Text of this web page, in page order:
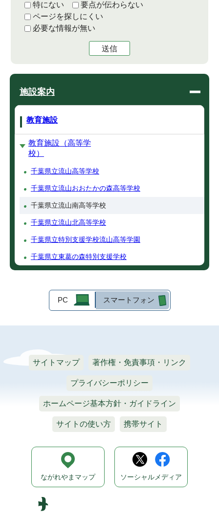
特にない
要点が伝わらない
ページを探しにくい
必要な情報が無い
送信
施設案内
教育施設
教育施設（高等学
校）
千葉県立流山高等学校
千葉県立流山おおたかの森高等学校
千葉県立流山南高等学校
千葉県立流山北高等学校
千葉県立特別支援学校流山高等学園
千葉県立東葛の森特別支援学校
PC スマートフォン
サイトマップ 著作権・免責事項・リンク
プライバシーポリシー
ホームページ基本方針・ガイドライン
サイトの使い方 携帯サイト
ながれやまマップ ソーシャルメディア